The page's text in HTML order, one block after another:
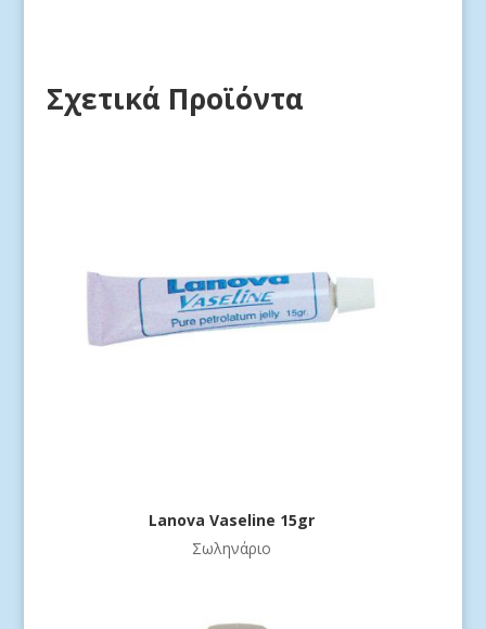
Σχετικά Προϊόντα
Lanova Vaseline 15gr
Σωληνάριο